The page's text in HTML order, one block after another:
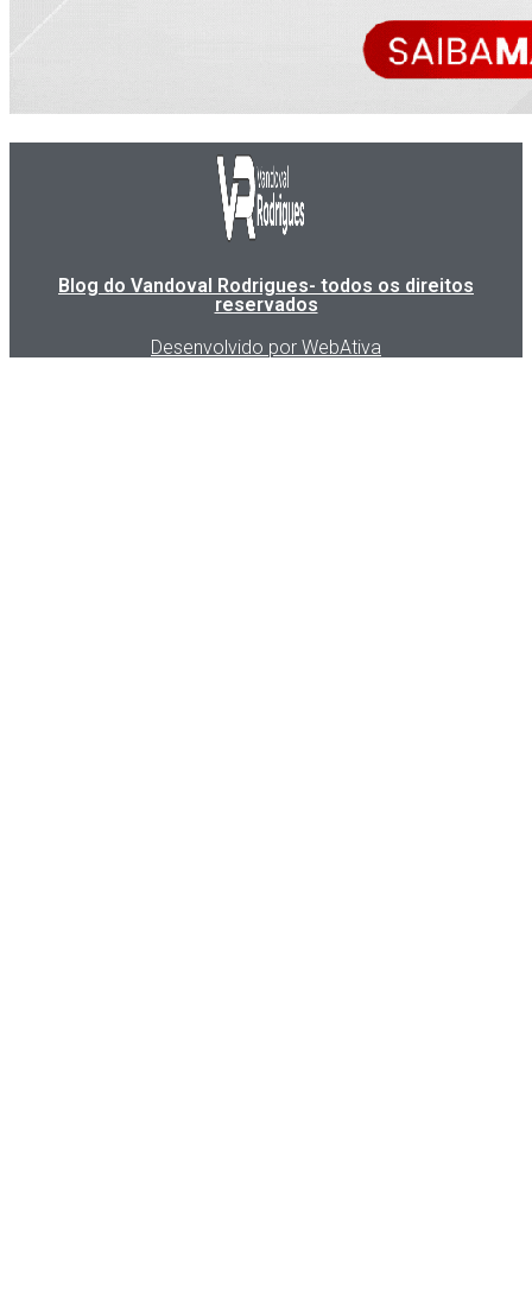
Blog do Vandoval Rodrigues- todos os direitos
reservados
Desenvolvido por WebAtiva